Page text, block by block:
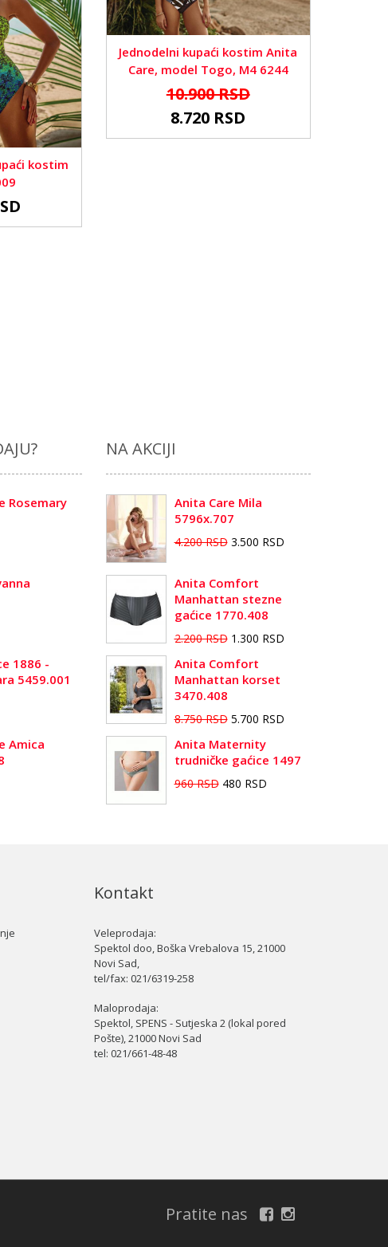
kostim
Jednodelni kupaći kostim Anita
Care, model Togo, M4 6244
10.900 RSD
8.720 RSD
Rosemary
1886 -
5459.001
Amica
NA AKCIJI
Anita Care Mila
5796x.707
4.200 RSD 3.500 RSD
Anita Comfort
Manhattan stezne
gaćice 1770.408
2.200 RSD 1.300 RSD
Anita Comfort
Manhattan korset
3470.408
8.750 RSD 5.700 RSD
Anita Maternity
trudničke gaćice 1497
960 RSD 480 RSD
Kontakt
Veleprodaja:
Spektol doo, Boška Vrebalova 15, 21000
Novi Sad,
tel/fax: 021/6319-258
Maloprodaja:
Spektol, SPENS - Sutjeska 2 (lokal pored
Pošte), 21000 Novi Sad
tel: 021/661-48-48
Pratite nas